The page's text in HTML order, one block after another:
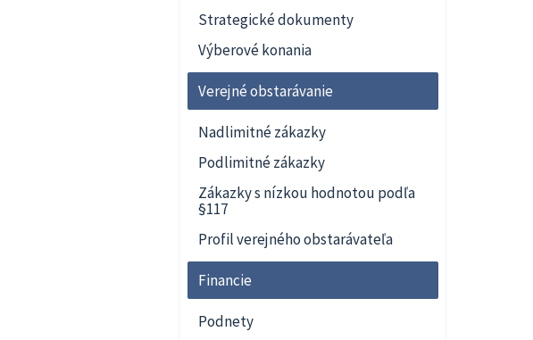
Strategické dokumenty
Výberové konania
Verejné obstarávanie
Nadlimitné zákazky
Podlimitné zákazky
Zákazky s nízkou hodnotou podľa
§117
Profil verejného obstarávateľa
Financie
Podnety